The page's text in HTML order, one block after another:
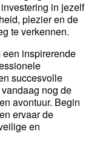
in jezelf
plezier en de
te verkennen.
inspirerende
succesvolle
nog de
avontuur. Begin
en ervaar de
en